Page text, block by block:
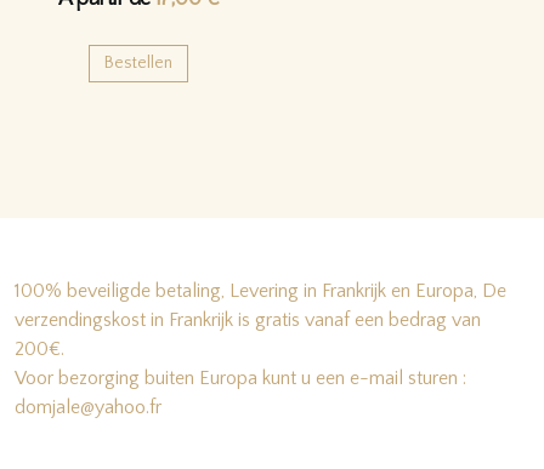
Bestellen
100% beveiligde betaling, Levering in Frankrijk en Europa, De
verzendingskost in Frankrijk is gratis vanaf een bedrag van
200€.
Voor bezorging buiten Europa kunt u een e-mail sturen :
domjale@yahoo.fr